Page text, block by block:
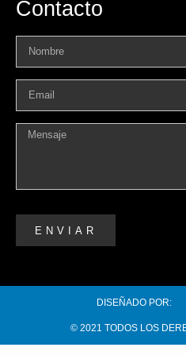
Contacto
ENVIAR
DISEÑADO POR:
© 2021 TODOS LOS